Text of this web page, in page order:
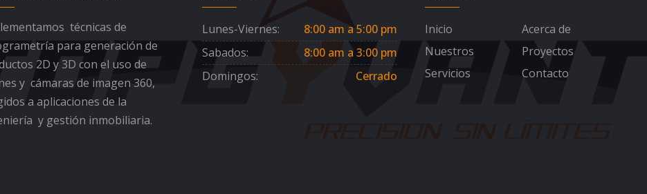
técnicas de
para generación de
2D y 3D con el uso de
y cámaras de imagen 360,
a aplicaciones de la
y gestión inmobiliaria.
Lunes-Viernes:
8:00 am a 5:00 pm
Sabados:
8:00 am a 3:00 pm
Domingos:
Cerrado
Inicio
Acerca de
Nuestros
Servicios
Proyectos
Contacto